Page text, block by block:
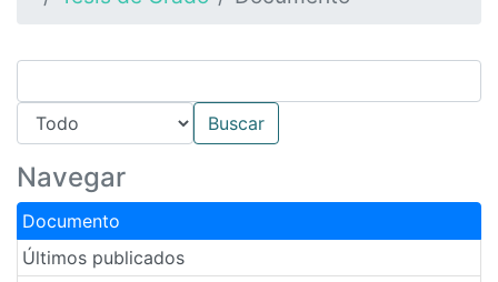
Navegar
Documento
Últimos publicados